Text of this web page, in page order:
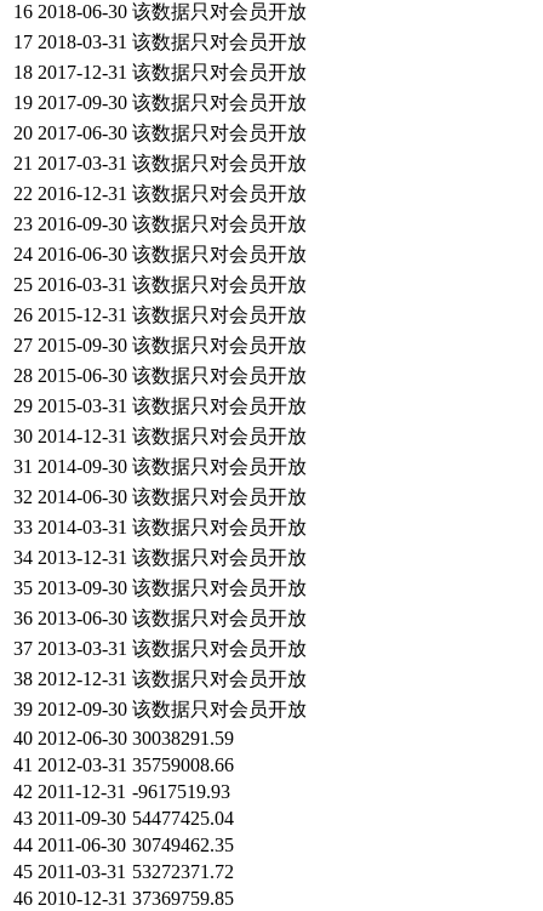
16 2018-06-30 该数据只对会员开放
17 2018-03-31 该数据只对会员开放
18 2017-12-31 该数据只对会员开放
19 2017-09-30 该数据只对会员开放
20 2017-06-30 该数据只对会员开放
21 2017-03-31 该数据只对会员开放
22 2016-12-31 该数据只对会员开放
23 2016-09-30 该数据只对会员开放
24 2016-06-30 该数据只对会员开放
25 2016-03-31 该数据只对会员开放
26 2015-12-31 该数据只对会员开放
27 2015-09-30 该数据只对会员开放
28 2015-06-30 该数据只对会员开放
29 2015-03-31 该数据只对会员开放
30 2014-12-31 该数据只对会员开放
31 2014-09-30 该数据只对会员开放
32 2014-06-30 该数据只对会员开放
33 2014-03-31 该数据只对会员开放
34 2013-12-31 该数据只对会员开放
35 2013-09-30 该数据只对会员开放
36 2013-06-30 该数据只对会员开放
37 2013-03-31 该数据只对会员开放
38 2012-12-31 该数据只对会员开放
39 2012-09-30 该数据只对会员开放
40 2012-06-30 30038291.59
41 2012-03-31 35759008.66
42 2011-12-31 -9617519.93
43 2011-09-30 54477425.04
44 2011-06-30 30749462.35
45 2011-03-31 53272371.72
46 2010-12-31 37369759.85